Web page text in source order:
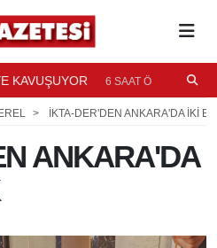
KAVUŞUYOR 6 SAAT ÖNCE
İKTA-DER'DEN ANKARA'DA İKİ
ANKARA'DA